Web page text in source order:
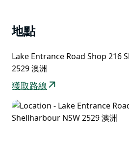
地點
Lake Entrance Road Shop 216
2529 澳洲
獲取路線